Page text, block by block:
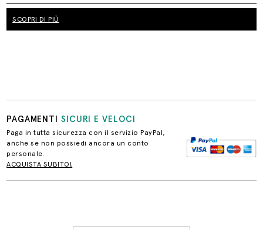
SCOPRI DI PIÙ
PAGAMENTISICURI E VELOCI
Paga in tutta sicurezza con il servizio PayPal,
anche se non possiedi ancora un conto
personale.
ACQUISTA SUBITO!